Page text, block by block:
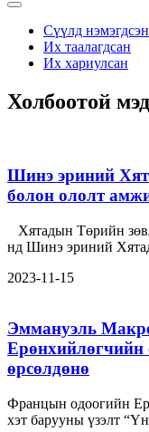
Сүүлд нэмэгдсэн
Их таалагдсан
Их хариулсан
Холбоотой
Шинэ эриний
болон ололт
нд Шинэ эриний
2023-11-15
Эммануэль
Ерөнхийлөгчийн
өрсөлдөнө
Францын одоогийн
хэт барууны үзэлт